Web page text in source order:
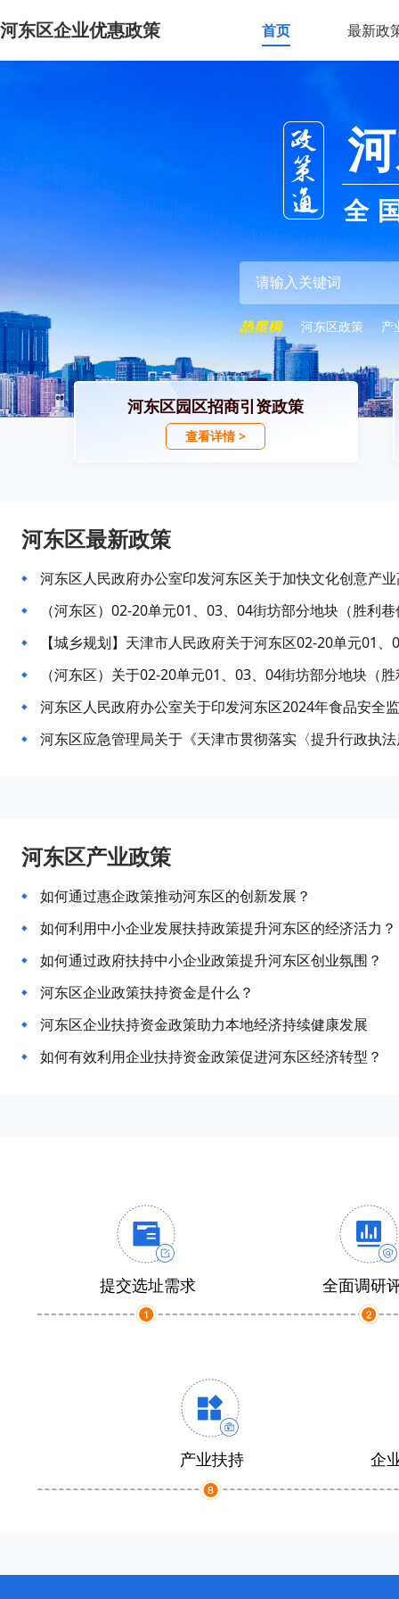
河东区企业优惠政策 首页 最新政
全
河东区政策 产
河东区园区招商引资政策
查看详情 >
河东区最新政策
河东区人民政府办公室印发河东区关于加快文化创意产
（河东区）02-20单元01、03、04街坊部分地块（胜利
（河东区）关于02-20单元01、03、04街坊部分地块（
河东区人民政府办公室关于印发河东区2024年食品安全
河东区应急管理局关于《天津市贯彻落实〈提升行政执
河东区产业政策
如何通过惠企政策推动河东区的创新发展？
如何利用中小企业发展扶持政策提升河东区的经济活力？
如何通过政府扶持中小企业政策提升河东区创业氛围？
河东区企业政策扶持资金是什么？
河东区企业扶持资金政策助力本地经济持续健康发展
如何有效利用企业扶持资金政策促进河东区经济转型？
提交选址需求 全面调研
产业扶持 企